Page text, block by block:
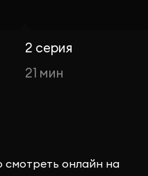
2 серия
21 мин
онлайн на